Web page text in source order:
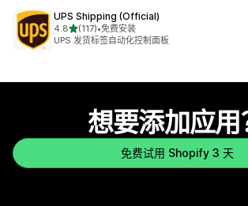
UPS Shipping (Official)
4.8星（满分 5 星）
(117)
总共 117 条评论
•免费安装
UPS 发货标签自动化控制面板
想要添加应用
免费试用 Shopify 3 天